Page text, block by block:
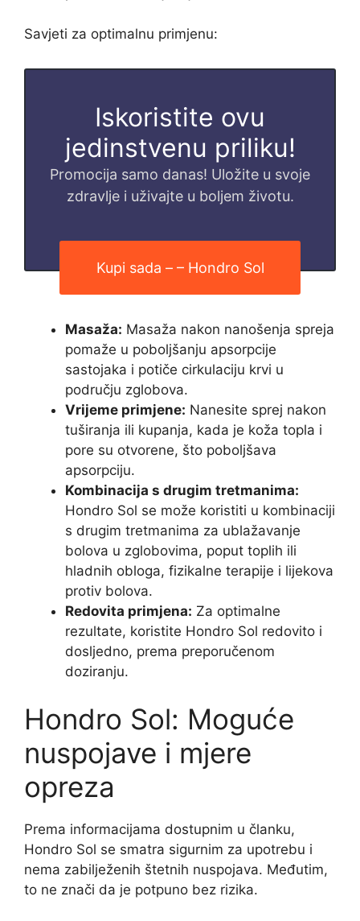
Savjeti za optimalnu primjenu:
Iskoristite ovu
jedinstvenu priliku!
Promocija samo danas! Uložite u svoje
zdravlje i uživajte u boljem životu.
Kupi sada – – Hondro Sol
Masaža: Masaža nakon nanošenja spreja
pomaže u poboljšanju apsorpcije
sastojaka i potiče cirkulaciju krvi u
području zglobova.
Vrijeme primjene: Nanesite sprej nakon
tuširanja ili kupanja, kada je koža topla i
pore su otvorene, što poboljšava
apsorpciju.
Kombinacija s drugim tretmanima:
Hondro Sol se može koristiti u kombinaciji
s drugim tretmanima za ublažavanje
bolova u zglobovima, poput toplih ili
hladnih obloga, fizikalne terapije i lijekova
protiv bolova.
Redovita primjena: Za optimalne
rezultate, koristite Hondro Sol redovito i
dosljedno, prema preporučenom
doziranju.
Hondro Sol: Moguće
nuspojave i mjere
opreza
Prema informacijama dostupnim u članku,
Hondro Sol se smatra sigurnim za upotrebu i
nema zabilježenih štetnih nuspojava. Međutim,
to ne znači da je potpuno bez rizika.